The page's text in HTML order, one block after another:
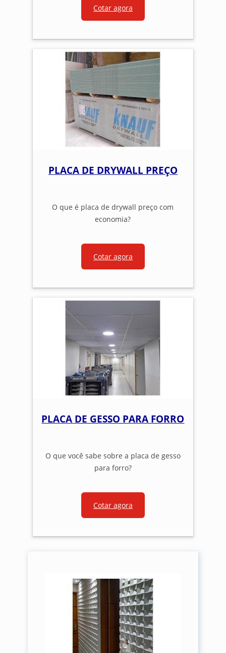
Cotar agora
PLACA DE DRYWALL PREÇO
O que é placa de drywall preço com
economia?
Cotar agora
PLACA DE GESSO PARA FORRO
O que você sabe sobre a placa de gesso
para forro?
Cotar agora